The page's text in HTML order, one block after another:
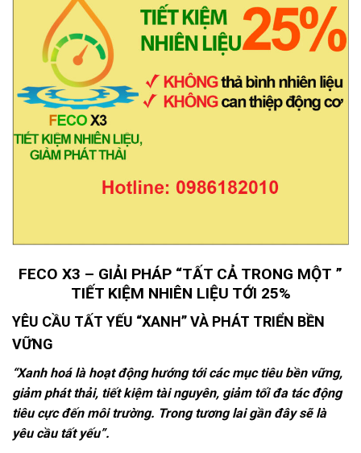
FECO X3 – GIẢI PHÁP “TẤT CẢ TRONG MỘT ”
TIẾT KIỆM NHIÊN LIỆU TỚI 25%
YÊU CẦU TẤT YẾU “XANH” VÀ PHÁT TRIỂN BỀN
VỮNG
“Xanh hoá là hoạt động hướng tới các mục tiêu bền vững,
giảm phát thải, tiết kiệm tài nguyên, giảm tối đa tác động
tiêu cực đến môi trường. Trong tương lai gần đây sẽ là
yêu cầu tất yếu”.